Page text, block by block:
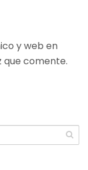
y web en
que comente.